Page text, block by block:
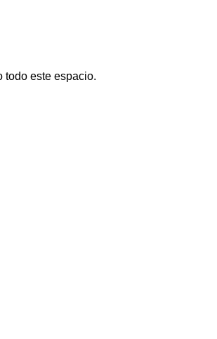
este espacio.